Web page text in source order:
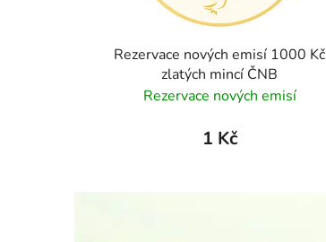
Rezervace nových emisí 1000 Kč
zlatých mincí ČNB
Rezervace nových emisí
1 Kč